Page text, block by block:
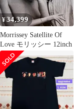
¥34,399
Morrissey Satellite Of
Love モリッシー 12inch